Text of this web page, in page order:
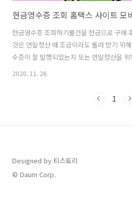
현금영수증 조회하기물건을 현금으로 구매
것은 연말정산 때 조금이라도 돌려 받기 위
수증이 잘 발행되었는지 또는 연말정산을
해보는 것이 좋습니다. 저는 이 글을 통해 홈
증 한도 내용에 대해 알려드리겠습니다. 조
2020. 11. 26.
1
Designed by 티스토리
© Daum Corp.